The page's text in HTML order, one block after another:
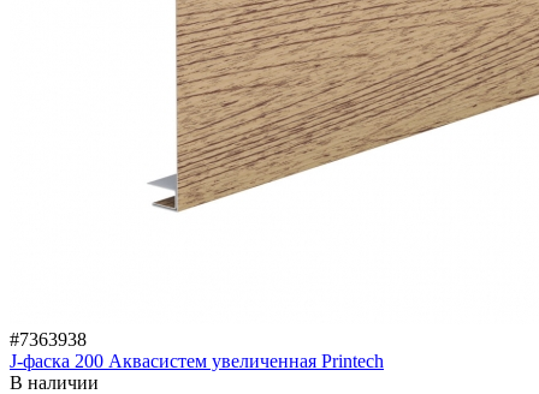
#7363938
J-фаска 200 Аквасистем увеличенная Printech
В наличии